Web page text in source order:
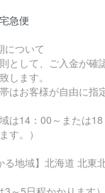
急便
について
として、ご入金が確
します。
はお客様が自由に指
域は14：00～または
す。）
る地域】北海道 北東